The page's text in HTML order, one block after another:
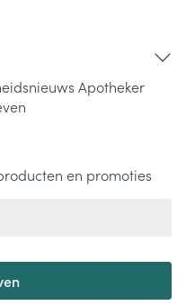
Apotheker
en promoties